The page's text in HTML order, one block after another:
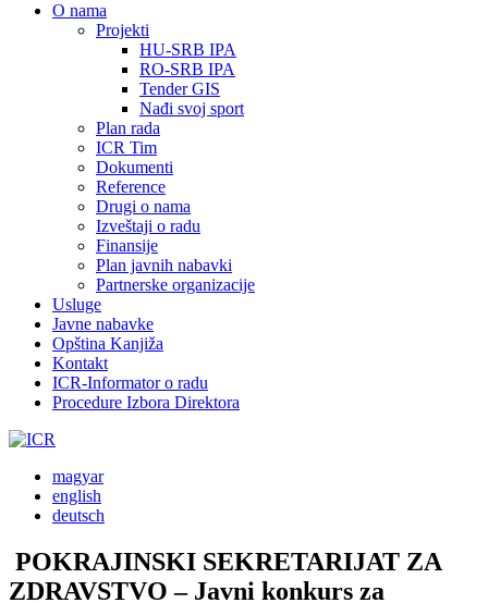
О nama
Projekti
HU-SRB IPA
RO-SRB IPA
Tender GIS
Nađi svoj sport
Plan rada
ICR Tim
Dokumenti
Reference
Drugi o nama
Izveštaji o radu
Finansije
Plan javnih nabavki
Partnerske organizacije
Usluge
Javne nabavke
Opština Kanjiža
Kontakt
ICR-Informator o radu
Procedure Izbora Direktora
magyar
english
deutsch
POKRAJINSKI SEKRETARIJAT ZA
ZDRAVSTVO – Javni konkurs za